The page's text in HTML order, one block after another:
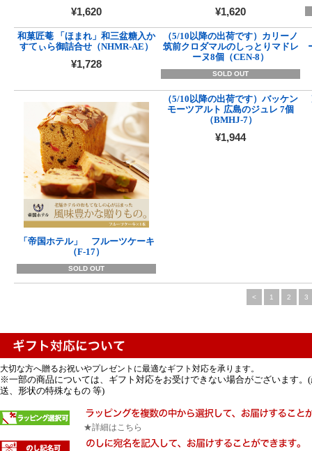
¥1,620 ¥1,620
和菓匠菴 「ほまれ」和三盆糖入か
すてぃら御詰合せ（NHMR-AE）
¥1,728
（5/10以降の出荷です）カリーノ
筑前クロダマルのしっとりマドレ
ーヌ8個（CEN-8）
SOLD OUT
「帝国ホテル」 フルーツケーキ
（F-17）
SOLD OUT
（5/10以降の出荷です）バッケン
モーツアルト 広島のジュレ 7個
（BMHJ-7）
¥1,944
< 1 2 3
大切な方へ贈るお祝いやプレゼントに最適なギフト対応を承ります。
※一部の商品については、ギフト対応をお受けできない場合がございます。
送、形状の特殊なもの 等)
★詳細はこちら